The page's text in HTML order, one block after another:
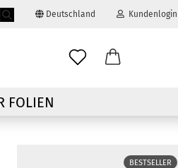
Deutschland Kundenlogin
FOLIEN
BESTSELLER